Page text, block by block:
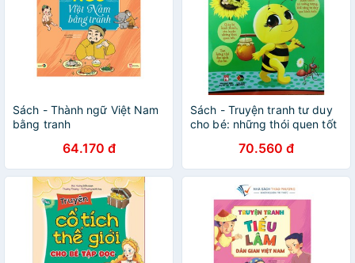
Sách - Thành ngữ Việt Nam
bằng tranh
64.170 đ
Sách - Truyện tranh tư duy
cho bé: những thói quen tốt
70.560 đ